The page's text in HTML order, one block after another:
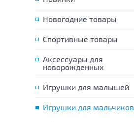
Новогодние товары
Спортивные товары
Аксессуары для
новорожденных
Игрушки для малышей
Игрушки для мальчиков